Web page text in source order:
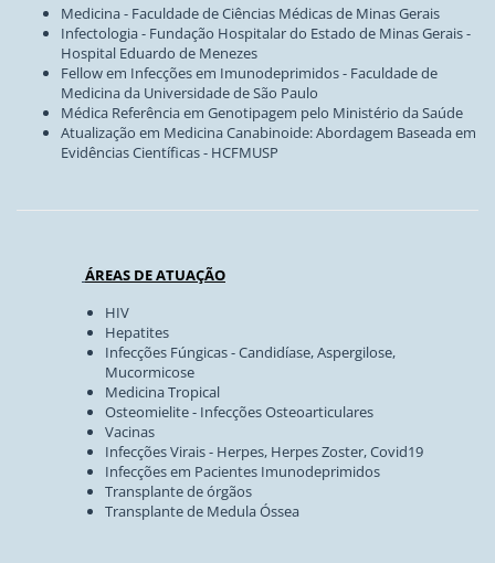
Medicina - Faculdade de Ciências Médicas de Minas Gerais
Infectologia - Fundação Hospitalar do Estado de Minas Gerais -
Hospital Eduardo de Menezes
Fellow em Infecções em Imunodeprimidos - Faculdade de
Medicina da Universidade de São Paulo
Médica Referência em Genotipagem pelo Ministério da Saúde
Atualização em Medicina Canabinoide: Abordagem Baseada em
Evidências Científicas - HCFMUSP
ÁREAS DE ATUAÇÃO
HIV
Hepatites
Infecções Fúngicas - Candidíase, Aspergilose,
Mucormicose
Medicina Tropical
Osteomielite - Infecções Osteoarticulares
Vacinas
Infecções Virais - Herpes, Herpes Zoster, Covid19
Infecções em Pacientes Imunodeprimidos
Transplante de órgãos
Transplante de Medula Óssea